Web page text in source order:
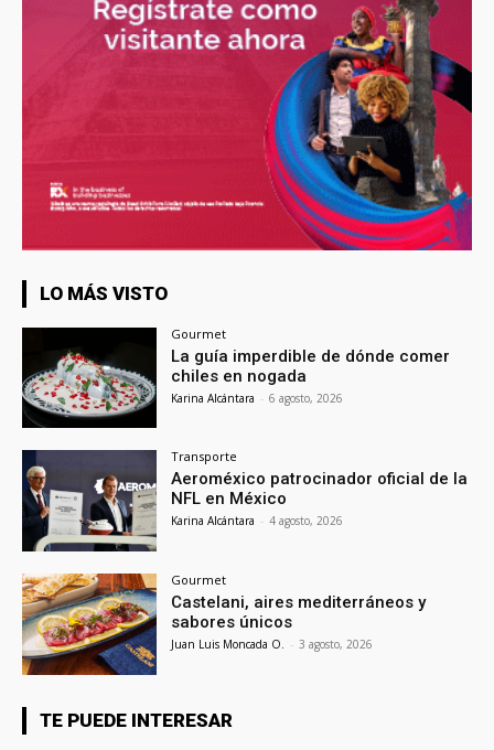
LO MÁS VISTO
Gourmet
La guía imperdible de dónde comer
chiles en nogada
Karina Alcántara - 6 agosto, 2026
Transporte
Aeroméxico patrocinador oficial de la
NFL en México
Karina Alcántara - 4 agosto, 2026
Gourmet
Castelani, aires mediterráneos y
sabores únicos
Juan Luis Moncada O. - 3 agosto, 2026
TE PUEDE INTERESAR